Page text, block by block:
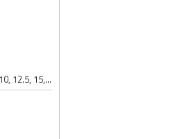
Broj šablona: 5; Dimenzije šablona: 7.5, 10, 12.5, 15, 17.5mm; Boja: crvena;